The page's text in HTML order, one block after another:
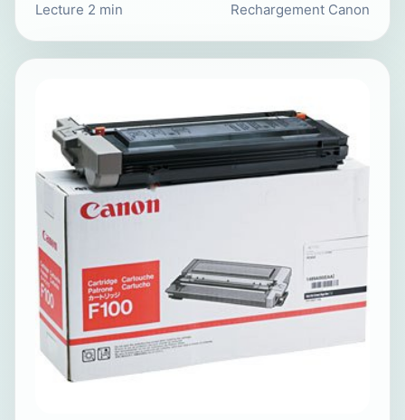
Lecture 2 min Rechargement Canon